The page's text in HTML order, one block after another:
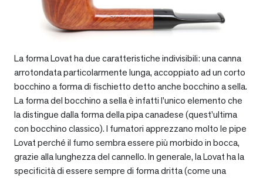
La forma Lovat ha due caratteristiche indivisibili: una canna
arrotondata particolarmente lunga, accoppiato ad un corto
bocchino a forma di fischietto detto anche bocchino a sella.
La forma del bocchino a sella è infatti l’unico elemento che
la distingue dalla forma della pipa canadese (quest’ultima
con bocchino classico). I fumatori apprezzano molto le pipe
Lovat perché il fumo sembra essere più morbido in bocca,
grazie alla lunghezza del cannello. In generale, la Lovat ha la
specificità di essere sempre di forma dritta (come una